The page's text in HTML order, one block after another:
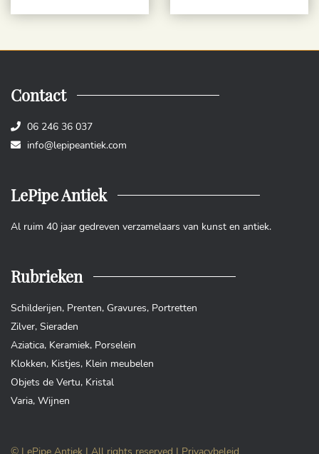
Contact
06 246 36 037
info@lepipeantiek.com
LePipe Antiek
Al ruim 40 jaar gedreven verzamelaars van kunst en antiek.
Rubrieken
Schilderijen, Prenten, Gravures, Portretten
Zilver, Sieraden
Aziatica, Keramiek, Porselein
Klokken, Kistjes, Klein meubelen
Objets de Vertu, Kristal
Varia, Wijnen